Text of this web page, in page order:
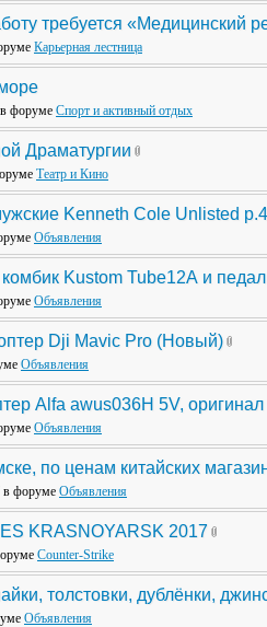
требуется «Медицинский
Карьерная лестница
форуме Спорт и активный отдых
Драматургии
Театр и Кино
Kenneth Cole Unlisted
Объявления
Kustom Tube12А и
Объявления
Dji Mavic Pro (Новый)
Объявления
Alfa awus036H 5V, оригинал
Объявления
по ценам китайских
в форуме Объявления
KRASNOYARSK 2017
Counter-Strike
толстовки, дублёнки,
Объявления